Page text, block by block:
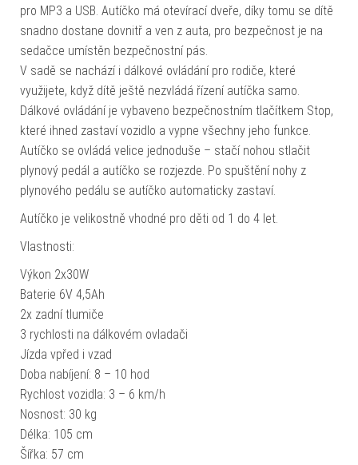
pro MP3 a USB. Autíčko má otevírací dveře, díky tomu se dítě
snadno dostane dovnitř a ven z auta, pro bezpečnost je na
sedačce umístěn bezpečnostní pás.
V sadě se nachází i dálkové ovládání pro rodiče, které
využijete, když dítě ještě nezvládá řízení autíčka samo.
Dálkové ovládání je vybaveno bezpečnostním tlačítkem Stop,
které ihned zastaví vozidlo a vypne všechny jeho funkce.
Autíčko se ovládá velice jednoduše – stačí nohou stlačit
plynový pedál a autíčko se rozjezde. Po spuštění nohy z
plynového pedálu se autíčko automaticky zastaví.
Autíčko je velikostně vhodné pro děti od 1 do 4 let.
Vlastnosti:
Výkon 2x30W
Baterie 6V 4,5Ah
2x zadní tlumiče
3 rychlosti na dálkovém ovladači
Jízda vpřed i vzad
Doba nabíjení: 8 – 10 hod
Rychlost vozidla: 3 – 6 km/h
Nosnost: 30 kg
Délka: 105 cm
Šířka: 57 cm